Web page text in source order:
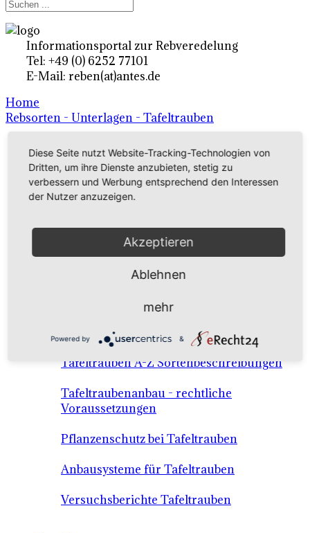
Informationsportal zur Rebveredelung
Tel: +49 (0) 6252 77101
E-Mail: reben(at)antes.de
Home
Rebsorten - Unterlagen - Tafeltrauben
Ertragsrebsorten A-Z
in Deutschland
Rebsorten international
externe Links
Tafeltrauben A-Z Sortenbeschreibungen
Tafeltraubenanbau - rechtliche
Voraussetzungen
Pflanzenschutz bei Tafeltrauben
Anbausysteme für Tafeltrauben
Versuchsberichte Tafeltrauben
Diese Seite nutzt Website-Tracking-Technologien von
Dritten, um ihre Dienste anzubieten, stetig zu
verbessern und Werbung entsprechend den Interessen
der Nutzer anzuzeigen.
Akzeptieren
Ablehnen
mehr
Powered by &